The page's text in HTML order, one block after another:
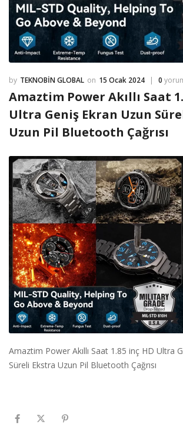
TEKNOBIN GLOBAL 15 Ocak 2024 0
Amaztim Power Akıllı Saat
Ultra Geniş Ekran Uzun
Uzun Pil Bluetooth Çağrısı
Amaztim Power Akıllı Saat 1.85 inç HD Ultra
Süreli Ekstra Uzun Pil Bluetooth Çağrısı